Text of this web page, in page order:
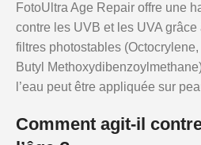
FotoUltra Age Repair offre une
contre les UVB et les UVA
filtres photostables
Butyl
l’eau peut être appliquée sur
Comment agit-il